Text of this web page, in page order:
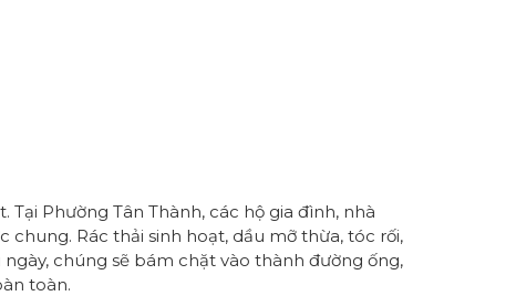
Phường Tân Thành, các hộ gia đình, nhà
Rác thải sinh hoạt, dầu mỡ thừa, tóc rối,
chúng sẽ bám chặt vào thành đường ống,
toàn.